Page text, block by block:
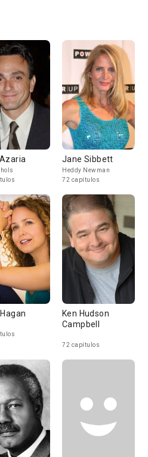
Jane Sibbett
Heddy Newman
72 capítulos
Ken Hudson
Campbell
72 capítulos